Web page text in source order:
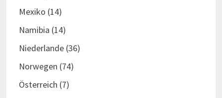
Mexiko (14)
Namibia (14)
Niederlande(36)
Norwegen (74)
Österreich (7)